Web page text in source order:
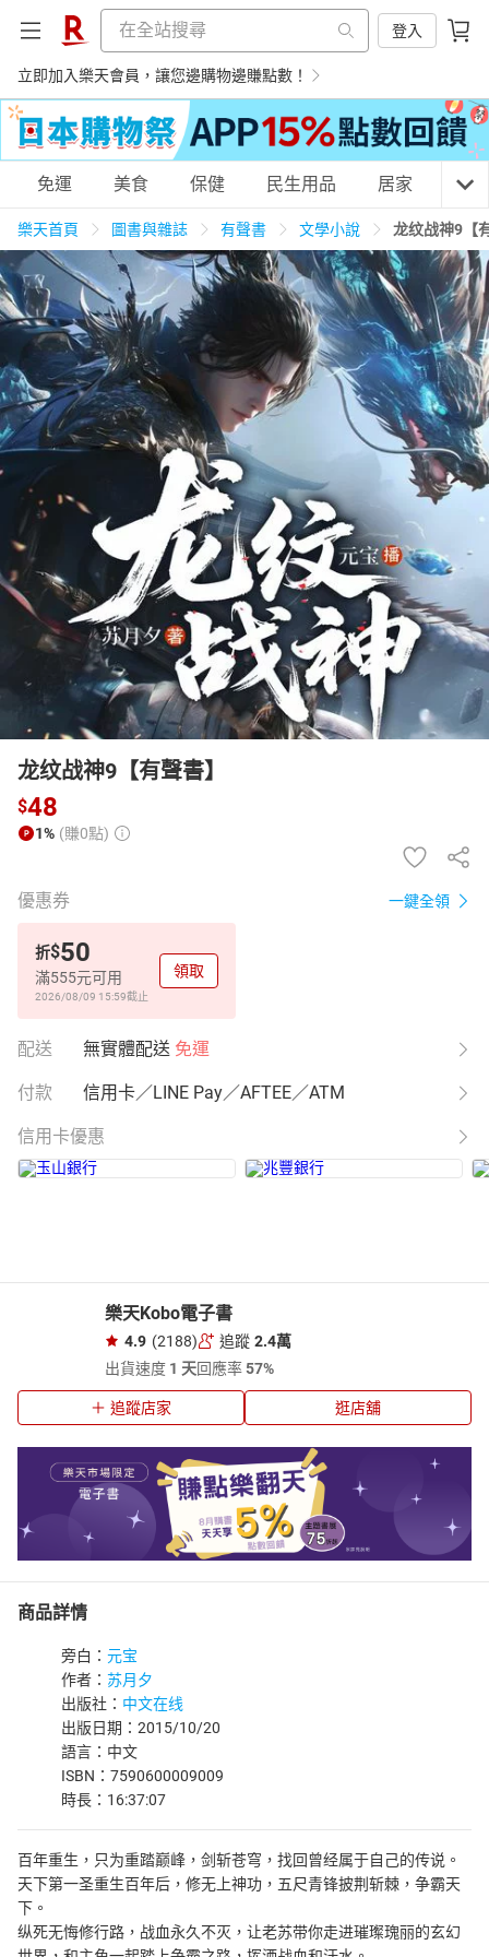
登入
立即加入樂天會員，讓您邊購物邊賺點數！
購物網分類
天天免運 美食蛋糕 養生保健 民生用品
居家生活 3C家電 運動休閒 親子玩具
男裝 化妝保養 情趣用品
日本購物 電子/紙本書
HOT
免運 美食 保健 民生用品 居家 3C
樂天首頁 圖書與雜誌 有聲書 文學小說 龙纹战神9【
龙纹战神9【有聲書】
$48
1% (賺0點)
優惠券 一鍵全領
折$50
滿555元可用
2026/08/09 15:59截止
領取
配送 無實體配送 免運
付款 信用卡／LINE Pay／AFTEE／ATM
信用卡優惠
樂天Kobo電子書
4.9 (2188) 追蹤 2.4萬
出貨速度 1 天回應率57%
追蹤店家 逛店舖
商品詳情
旁白： 元宝
作者： 苏月夕
出版社： 中文在线
出版日期：2015/10/20
語言：中文
ISBN：7590600009009
時長：16:37:07
百年重生，只为重踏巅峰，剑斩苍穹，找回曾经属于自己的传说。
天下第一圣重生百年后，修无上神功，五尺青锋披荆斩棘，争霸天
下。
纵死无悔修行路，战血永久不灭，让老苏带你走进璀璨瑰丽的玄幻